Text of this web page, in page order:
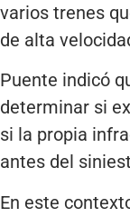
varios trenes
de alta
Puente indicó
determinar si
si la propia
antes del
En este